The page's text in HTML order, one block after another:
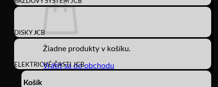
Žiadne produkty v košíku.
Vrátiť sa do obchodu
Košík
DISKY JCB
ELEKTRICKÉ ČASTI JCB